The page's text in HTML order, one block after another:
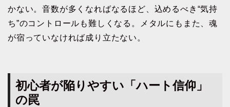
かない。音数が多くなればなるほど、込めるべき“気持
ち”のコントロールも難しくなる。メタルにもまた、魂
が宿っていなければ成り立たない。
初心者が陥りやすい「ハート信仰」
の罠